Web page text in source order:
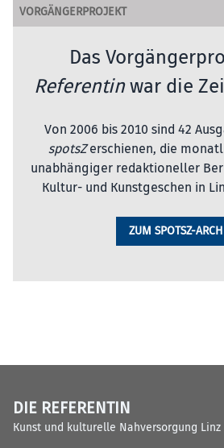
VORGÄNGERPROJEKT
Das
Referentinwar die
Von 2006 bis 2010 sind 42
spotsZerschienen, die
unabhängiger redaktioneller
Kultur- und Kunstgeschen in
ZUM SPOTSZ-
DIE REFERENTIN
Kunst und kulturelle Nahversorgung Linz